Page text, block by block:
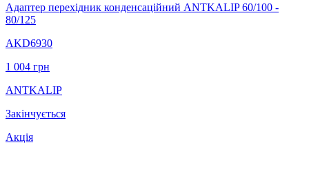
Адаптер перехідник конденсаційний ANTKALIP 60/100 -
80/125
AKD6930
1 004 грн
ANTKALIP
Закінчується
Акція